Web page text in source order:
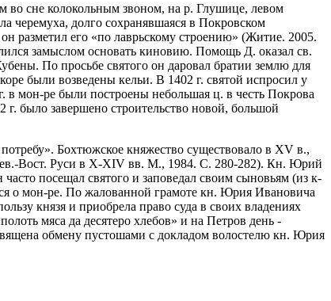
во сне колокольным звоном, на р. Глушице, левом
черемуха, долго сохранявшаяся в Покровском
разметил его «по лаврьскому строению» (Житие. 2005.
замыслом основать киновию. Помощь Д. оказал св.
По просьбе святого он даровал братии землю для
были возведены кельи. В 1402 г. святой испросил у
в мон-ре были построены небольшая ц. в честь Покрова
было завершено строительство новой, большой
Бохтюжское княжество существовало в XV в.,
Вост. Руси в Х-XIV вв. М., 1984. С. 280-282). Кн. Юрий
посещал святого и заповедал своим сыновьям (из к-
о мон-ре. По жалованной грамоте кн. Юрия Ивановича
князя и приобрела право суда в своих владениях
мяса да десятеро хлебов» и на Петров день -
обмену пустошами с докладом волостелю кн. Юрия